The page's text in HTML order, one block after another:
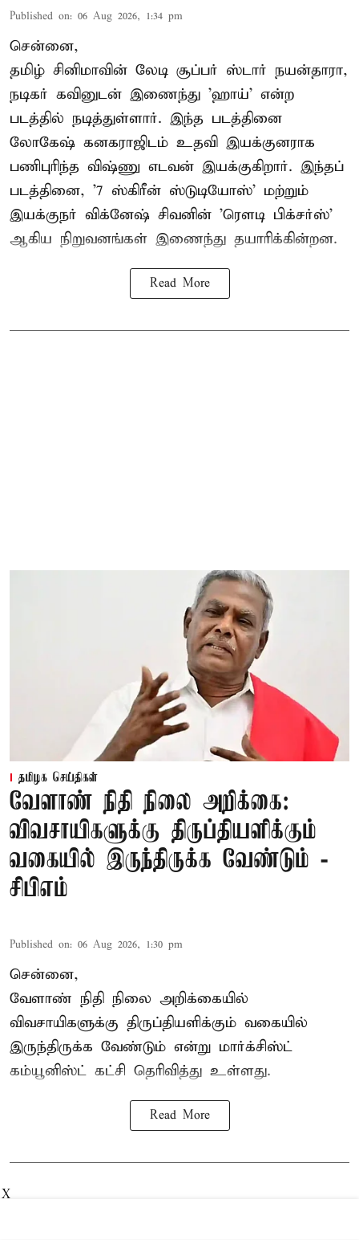
Published on: 06 Aug 2026, 1:34 pm
சென்னை,
தமிழ் சினிமாவின் லேடி சூப்பர் ஸ்டார் நயன்தாரா,
நடிகர் கவினுடன் இணைந்து 'ஹாய்' என்ற
படத்தில் நடித்துள்ளார். இந்த படத்தினை
லோகேஷ் கனகராஜிடம் உதவி இயக்குனராக
பணிபுரிந்த விஷ்ணு எடவன் இயக்குகிறார். இந்தப்
படத்தினை, '7 ஸ்கிரீன் ஸ்டுடியோஸ்' மற்றும்
இயக்குநர் விக்னேஷ் சிவனின் 'ரௌடி பிக்சர்ஸ்'
ஆகிய நிறுவனங்கள் இணைந்து தயாரிக்கின்றன.
Read More
தமிழக செய்திகள்
வேளாண் நிதி நிலை அறிக்கை:
விவசாயிகளுக்கு திருப்தியளிக்கும்
வகையில் இருந்திருக்க வேண்டும் -
சிபிஎம்
Published on: 06 Aug 2026, 1:30 pm
சென்னை,
வேளாண் நிதி நிலை அறிக்கையில்
விவசாயிகளுக்கு திருப்தியளிக்கும் வகையில்
இருந்திருக்க வேண்டும் என்று மார்க்சிஸ்ட்
கம்யூனிஸ்ட் கட்சி தெரிவித்து உள்ளது.
Read More
X